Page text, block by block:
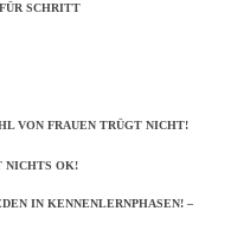
SCHRITT
VON FRAUEN TRÜGT NICHT!
NICHTS OK!
IN KENNENLERNPHASEN! –